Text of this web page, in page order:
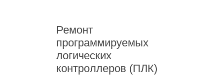
Ремонт
программируемых
логических
контроллеров (ПЛК)